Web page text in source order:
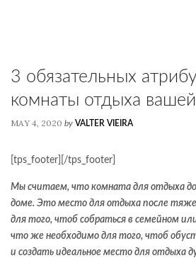
3 обязательных
комнаты отдыха
MAY 4, 2020 by VALTER VIEIRA
[tps_footer][/tps_footer]
Мы считаем, что комната для отдыха
доме. Это место для отдыха после
для того, чтоб собраться в семейном
что же необходимо для того, чтоб
и создать идеальное место для отдыха